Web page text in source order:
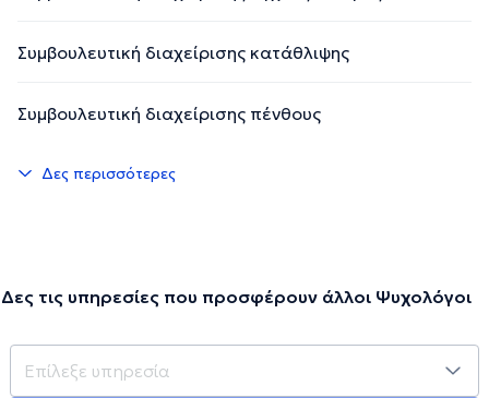
Συμβουλευτική διαχείρισης κατάθλιψης
Συμβουλευτική διαχείρισης πένθους
Δες περισσότερες
Δες τις υπηρεσίες που προσφέρουν άλλοι Ψυχολόγοι